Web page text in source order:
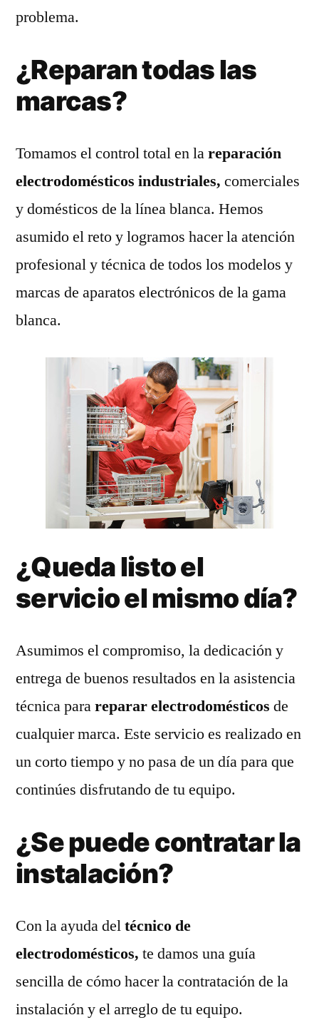
problema.
¿Reparan todas las
marcas?
Tomamos el control total en lareparación
electrodomésticos industriales, comerciales
y domésticos de la línea blanca. Hemos
asumido el reto y logramos hacer la atención
profesional y técnica de todos los modelos y
marcas de aparatos electrónicos de la gama
blanca.
¿Queda listo el
servicio el mismo día?
Asumimos el compromiso, la dedicación y
entrega de buenos resultados en la asistencia
técnica parareparar electrodomésticos de
cualquier marca. Este servicio es realizado en
un corto tiempo y no pasa de un día para que
continúes disfrutando de tu equipo.
¿Se puede contratar la
instalación?
Con la ayuda deltécnico de
electrodomésticos, te damos una guía
sencilla de cómo hacer la contratación de la
instalación y el arreglo de tu equipo.